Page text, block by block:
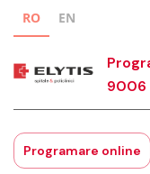
RO EN
9006
Programare online